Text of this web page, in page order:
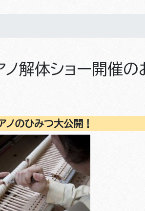
解体ショー開催の
のひみつ大公開！